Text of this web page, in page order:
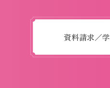
資料請求／